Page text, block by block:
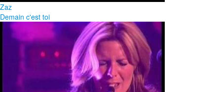
Zaz
Demain c'est toi